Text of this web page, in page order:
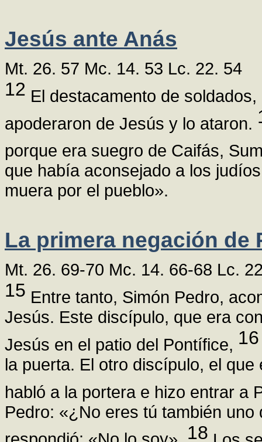
Jesús ante Anás
Mt. 26. 57 Mc. 14. 53 Lc. 22. 54
12 El destacamento de
apoderaron de Jesús y lo ataron.
porque era suegro de Caifás,
que había aconsejado a los
muera por el pueblo».
La primera negación de
Mt. 26. 69-70 Mc. 14. 66-68 Lc.
15 Entre tanto, Simón Pedro,
Jesús. Este discípulo, que era
Jesús en el patio del Pontífice, 16
la puerta. El otro discípulo, el
habló a la portera e hizo entrar a
Pedro: «¿No eres tú también
18